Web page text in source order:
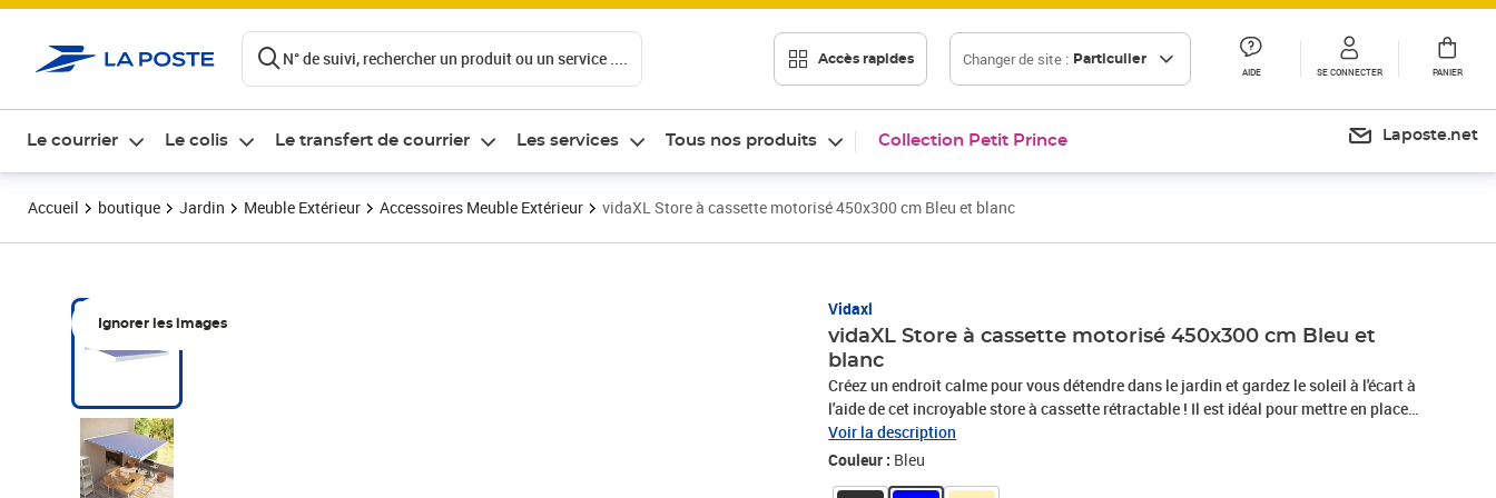
N° de suivi, rechercher un produit ou un service .... Accès rapides Changer de site : Particulier
AIDE SE CONNECTER PANIER
Le courrier Le colis Le transfert de courrier Les services Tous nos produits Collection Petit Prince Laposte.net
Accueil boutique Jardin Meuble Extérieur Accessoires Meuble Extérieur vidaXL Store à cassette motorisé 450x300 cm Bleu et blanc
Ignorer les images
Vidaxl
vidaXL Store à cassette motorisé 450x300 cm Bleu et
blanc
Créez un endroit calme pour vous détendre dans le jardin et gardez le soleil à l'écart à
l'aide de cet incroyable store à cassette rétractable ! Il est idéal pour mettre en place
votre propre sanctuaire ombragé, sous lequel vous pouvez inviter vos amis et votre
famille, surtout au printemps chaud et pendant les chaudes journées d'été. Ce store à
Voir la description
Couleur : Bleu